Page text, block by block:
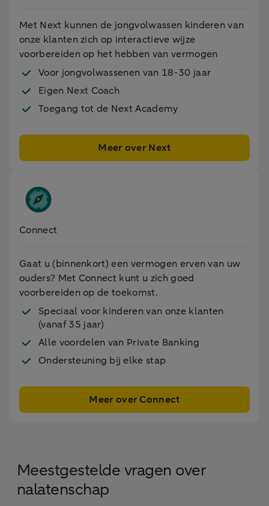
Met Next kunnen de jongvolwassen kinderen van
onze klanten zich op interactieve wijze
voorbereiden op het hebben van vermogen
Voor jongvolwassenen van 18-30 jaar
Eigen Next Coach
Toegang tot de Next Academy
Meer over Next
Connect
Gaat u (binnenkort) een vermogen erven van uw
ouders? Met Connect kunt u zich goed
voorbereiden op de toekomst.
Speciaal voor kinderen van onze klanten
(vanaf 35 jaar)
Alle voordelen van Private Banking
Ondersteuning bij elke stap
Meer over Connect
Meestgestelde vragen over
nalatenschap